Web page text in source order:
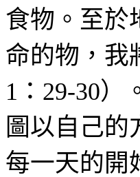
食物。至於
命的物，我
1 ： 29-30）
圖以自己的
每一天的開